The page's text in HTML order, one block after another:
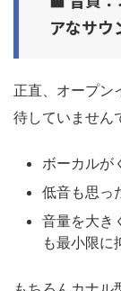
アなサウ
正直、オープン
待していません
ボーカルが
低音も思っ
音量を大き
も最小限に